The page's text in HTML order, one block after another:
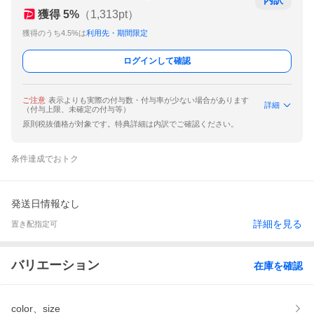
獲得 5% （1,313pt）
獲得のうち4.5%は利用先・期間限定
ログインして確認
ご注意 表示よりも実際の付与数・付与率が少ない場合があります
（付与上限、未確定の付与等）
詳細
原則税抜価格が対象です。特典詳細は内訳でご確認ください。
条件達成でおトク
発送日情報なし
置き配指定可 詳細を見る
バリエーション 在庫を確認
color、size